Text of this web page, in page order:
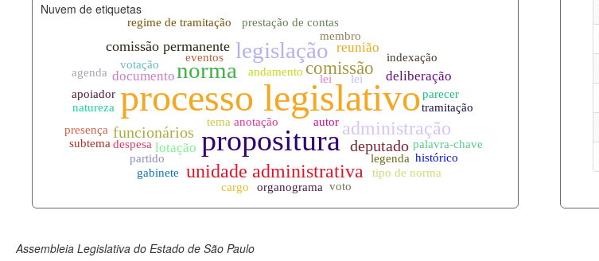
comissoes_permanentes_votacoes.xml
documento_andamento.xml
08-08-2026
palavras_chave.xml
08-08-2026
legislacao_normas.xml
08-08-2026
legislacao_norma_anotacoes.xml
08-08-2026
Nuvem de etiquetas
Assembleia Legislativa do Estado de São Paulo